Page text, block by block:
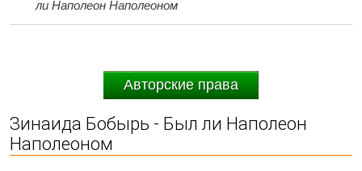
ли Hаполеон Hаполеоном
Авторские права
Зинаида Бобырь - Был ли Hаполеон
Hаполеоном